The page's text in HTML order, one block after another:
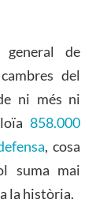
general de
del
ni més ni
858.000
, cosa
suma mai
la història.